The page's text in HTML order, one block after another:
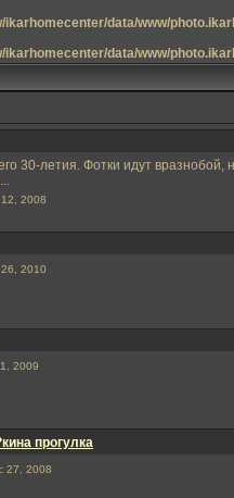
ikarhomecenter/data/www/
ikarhomecenter/data/www/
30-летия. Фотки идут вразнобой,
2008
2010
2009
прогулка
27, 2008